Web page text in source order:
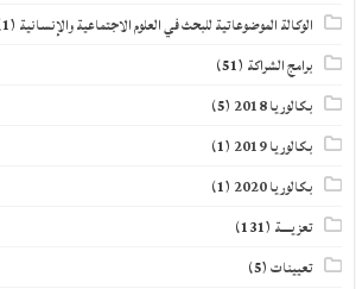
الوكالة الموضوعاتية للبحث في العلوم الاجتماعية والإنسانية (1)
برامج الشراكة (51)
بكالوريا 2018
(5)
بكالوريا 2019
(1)
بكالوريا 2020
(1)
تعزيــــة (131)
تعيينات(5)